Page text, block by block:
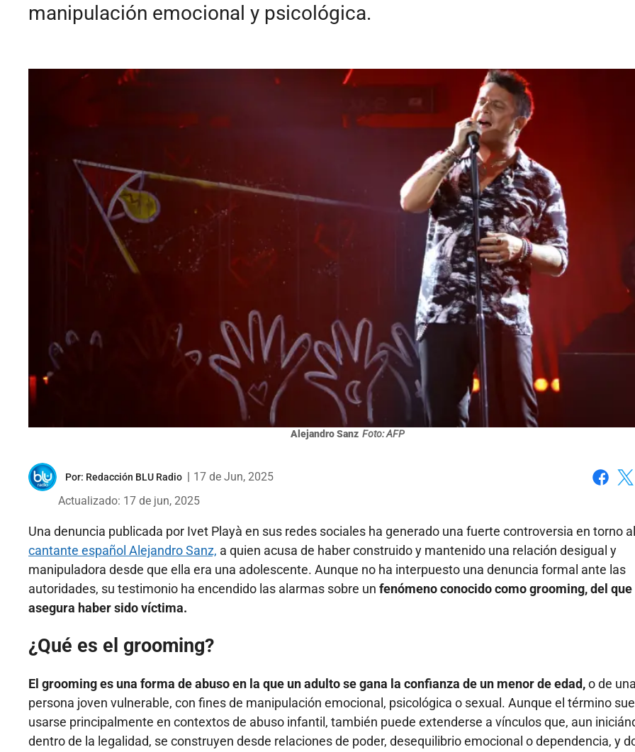
manipulación emocional y psicológica.
Alejandro Sanz Foto: AFP
Por: Redacción BLU Radio
17 de Jun, 2025
Actualizado: 17 de jun, 2025
Una denuncia publicada por Ivet Playà en sus redes sociales ha generado una fuerte controversia en torno al
cantante español Alejandro Sanz, a quien acusa de haber construido y mantenido una relación desigual y
manipuladora desde que ella era una adolescente. Aunque no ha interpuesto una denuncia formal ante las
autoridades, su testimonio ha encendido las alarmas sobre un fenómeno conocido como grooming, del que
asegura haber sido víctima.
¿Qué es el grooming?
El grooming es una forma de abuso en la que un adulto se gana la confianza de un menor de edad,o de
persona joven vulnerable, con fines de manipulación emocional, psicológica o sexual. Aunque el término
usarse principalmente en contextos de abuso infantil, también puede extenderse a vínculos que, aun
dentro de la legalidad, se construyen desde relaciones de poder, desequilibrio emocional o dependencia, y